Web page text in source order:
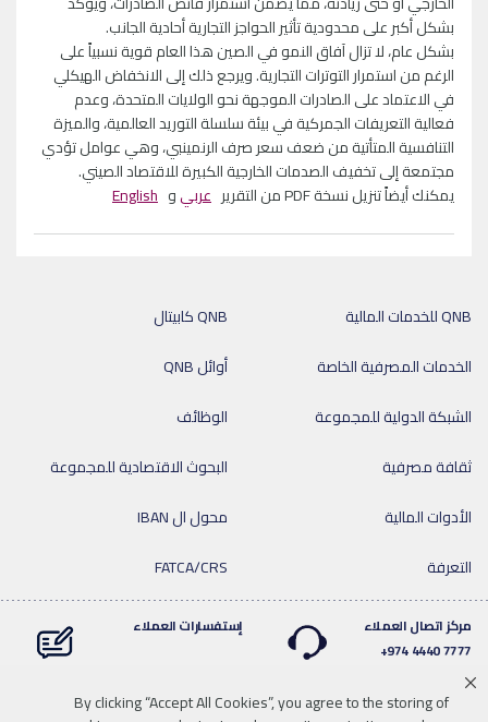
By clicking “Accept All Cookies”, you agree to the storing of
بشكل أكبر على محدودية تأثير الحواجز التجارية أحادية الجانب.
بشكل عام، لا تزال آفاق النمو في الصين هذا العام قوية نسبياً على
الرغم من استمرار التوترات التجارية. ويرجع ذلك إلى الانخفاض الهيكلي
في الاعتماد على الصادرات الموجهة نحو الولايات المتحدة، وعدم
فعالية التعريفات الجمركية في بيئة سلسلة التوريد العالمية، والميزة
التنافسية المتأتية من ضعف سعر صرف الرنمينبي، وهي عوامل تؤدي
مجتمعة إلى تخفيف الصدمات الخارجية الكبيرة للاقتصاد الصيني.
يمكنك أيضاً تنزيل نسخة PDF من التقرير
عربيو English
QNB كابيتال
QNB للخدمات المالية
أوائل QNB
الخدمات المصرفية الخاصة
الوظائف
الشبكة الدولية للمجموعة
البحوث الاقتصادية للمجموعة
ثقافة مصرفية
محول ال IBAN
الأدوات المالية
FATCA/CRS
التعرفة
مركز اتصال العملاء
7777 4440 974+
إستفسارات العملاء